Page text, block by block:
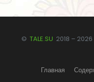
© TALE.SU 2018 –
Главная